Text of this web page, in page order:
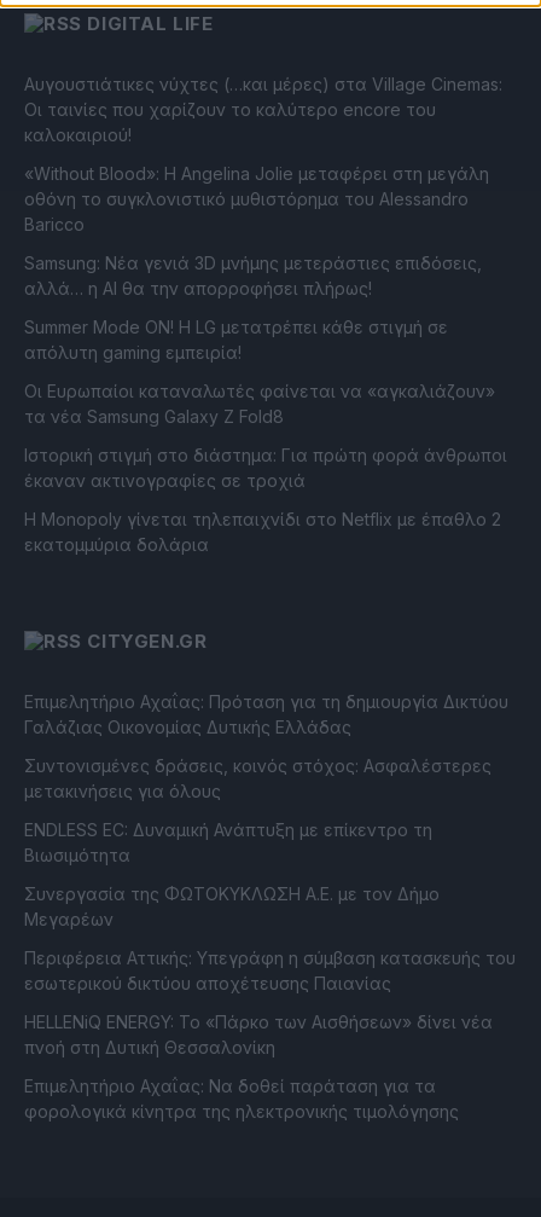
DIGITAL LIFE
Αυγουστιάτικες νύχτες (…και μέρες) στα Village Cinemas:
Οι ταινίες που χαρίζουν το καλύτερο encore του
καλοκαιριού!
«Without Blood»: Η Angelina Jolie μεταφέρει στη μεγάλη
οθόνη το συγκλονιστικό μυθιστόρημα του Alessandro
Baricco
Samsung: Νέα γενιά 3D μνήμης μετεράστιες επιδόσεις,
αλλά… η AI θα την απορροφήσει πλήρως!
Summer Mode ON! Η LG μετατρέπει κάθε στιγμή σε
απόλυτη gaming εμπειρία!
Οι Ευρωπαίοι καταναλωτές φαίνεται να «αγκαλιάζουν»
τα νέα Samsung Galaxy Z Fold8
Ιστορική στιγμή στο διάστημα: Για πρώτη φορά άνθρωποι
έκαναν ακτινογραφίες σε τροχιά
Η Monopoly γίνεται τηλεπαιχνίδι στο Netflix με έπαθλο 2
εκατομμύρια δολάρια
CITYGEN.GR
Επιμελητήριο Αχαΐας: Πρόταση για τη δημιουργία Δικτύου
Γαλάζιας Οικονομίας Δυτικής Ελλάδας
Συντονισμένες δράσεις, κοινός στόχος: Ασφαλέστερες
μετακινήσεις για όλους
ENDLESS EC: Δυναμική Ανάπτυξη με επίκεντρο τη
Βιωσιμότητα
Συνεργασία της ΦΩΤΟΚΥΚΛΩΣΗ Α.Ε. με τον Δήμο
Μεγαρέων
Περιφέρεια Αττικής: Υπεγράφη η σύμβαση κατασκευής του
εσωτερικού δικτύου αποχέτευσης Παιανίας
HELLENiQ ENERGY: Το «Πάρκο των Αισθήσεων» δίνει νέα
πνοή στη Δυτική Θεσσαλονίκη
Επιμελητήριο Αχαΐας: Να δοθεί παράταση για τα
φορολογικά κίνητρα της ηλεκτρονικής τιμολόγησης